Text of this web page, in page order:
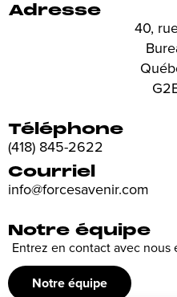
Adresse
40,
Téléphone
(418) 845-2622
Courriel
info@forcesavenir.com
Notre équipe
Entrez en contact avec nous
Notre équipe